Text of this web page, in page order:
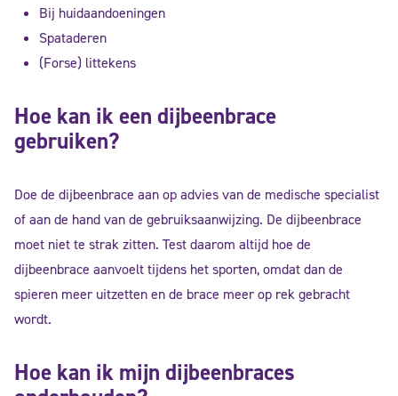
Bij huidaandoeningen
Spataderen
(Forse) littekens
Hoe kan ik een dijbeenbrace
gebruiken?
Doe de dijbeenbrace aan op advies van de medische specialist
of aan de hand van de gebruiksaanwijzing. De dijbeenbrace
moet niet te strak zitten. Test daarom altijd hoe de
dijbeenbrace aanvoelt tijdens het sporten, omdat dan de
spieren meer uitzetten en de brace meer op rek gebracht
wordt.
Hoe kan ik mijn dijbeenbraces